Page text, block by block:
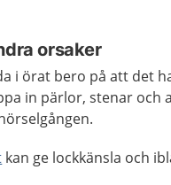
orsaker
i örat bero på att det
in pärlor, stenar och
kan ge lockkänsla och